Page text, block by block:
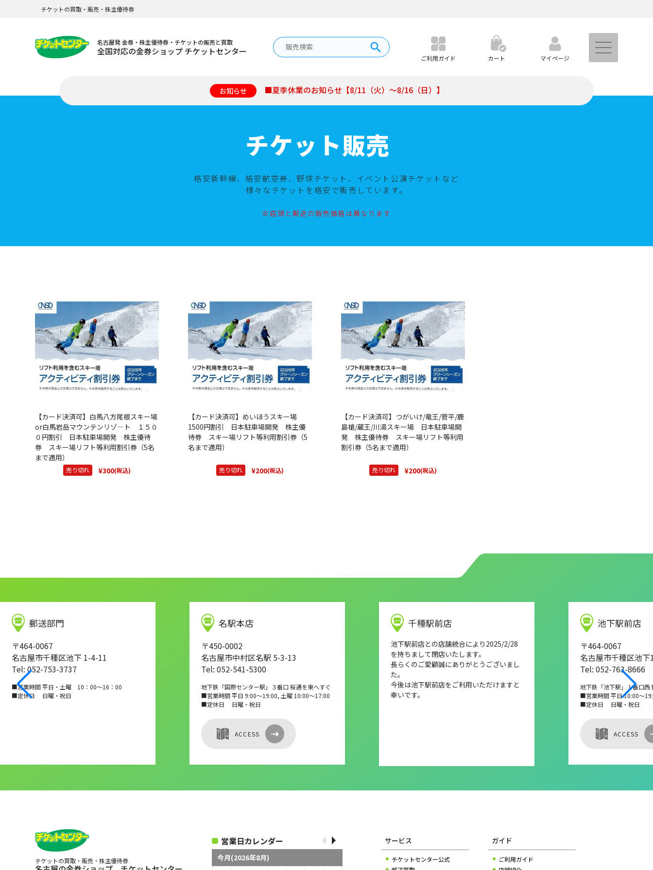
チケットの買取・販売・株主優待券
名古屋発 金券・株主優待券・チケットの販売と買取
全国対応の金券ショップ チケットセンター
ご利用ガイド カート マイページ
お知らせ ■夏季休業のお知らせ【8/11（火）～8/16（日）】
チケット販売
格安新幹線、格安航空券、野球チケット、イベント公演チケットなど
様々なチケットを格安で販売しています。
※店頭と郵送の販売価格は異なります
【カード決済可】白馬八方尾根スキー場
or白馬岩岳マウンテンリゾ―ト １５０
０円割引 日本駐車場開発 株主優待
券 スキー場リフト等利用割引券（5名
まで適用）
売り切れ ¥300(税込)
【カード決済可】めいほうスキー場
1500円割引 日本駐車場開発 株主優
待券 スキー場リフト等利用割引券（5
名まで適用）
売り切れ ¥200(税込)
【カード決済可】つがいけ/竜王/菅平/鹿
島槍/蔵王/川湯スキー場 日本駐車場開
発 株主優待券 スキー場リフト等利用
割引券（5名まで適用）
売り切れ ¥200(税込)
郵送部門
〒464-0067
名古屋市千種区池下 1-4-11
Tel: 052-753-3737
■営業時間 平日・土曜 10：00～16：00
■定休日 日曜・祝日
名駅本店
〒450-0002
名古屋市中村区名駅 5-3-13
Tel: 052-541-5300
地下鉄「国際センター駅」３番口 桜通を東へすぐ
■営業時間 平日 9:00～19:00, 土曜 10:00～17:00
■定休日 日曜・祝日
ACCESS
千種駅前店
池下駅前店との店舗統合により2025/2/28
を持ちまして閉店いたします。
長らくのご愛顧誠にありがとうございまし
た。
今後は池下駅前店をご利用いただけますと
幸いです。
池下駅前店
〒464-0067
名古屋市千種区池
Tel: 052-763-8666
地下鉄「池下駅」１番口西
■営業時間 平日 10:00～
■定休日 日曜・祝日
ACCESS
チケットの買取・販売・株主優待券
営業日カレンダー
今月(2026年8月)
サービス
チケットセンター公式
ガイド
ご利用ガイド